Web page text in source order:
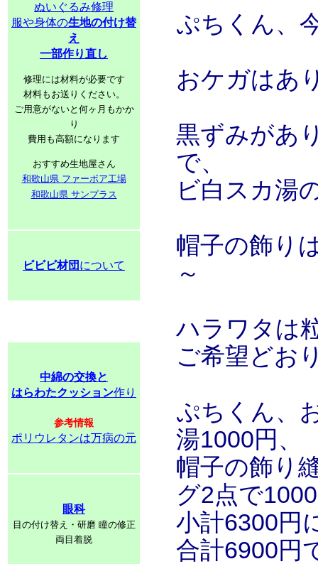
ぬいぐるみ修理
服や身体の生地の付け替
え
一部作り直し
修理には材料が必要です
材料もお送りください。
ご用意がないと何ヶ月もかか
り
費用も高額になります
おすすめ生地屋さん
和歌山県 ファーボア工場
和歌山県 サンプラス
ビビビ材団 について
中綿の交換と
はらわたクッション作り
参考情報
ポリウレタンは万病の元
眼科
目の付け替え・研磨 瞳の修正
両目着脱
ぷちくん、
おケガはあ
黒ずみがあ
で、
ビ白スカ湯
帽子の飾り
～
ハラワタは
ご希望どお
ぷちくん、
湯1000円、
帽子の飾り
グ2点で
小計6300円
合計6900円